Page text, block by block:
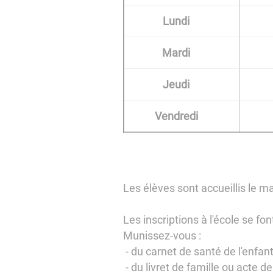
Lundi
Mardi
Jeudi
Vendredi
Les élèves sont accueillis le
Les inscriptions à l'école se
Munissez-vous :
- du carnet de santé de
- du livret de famille ou acte